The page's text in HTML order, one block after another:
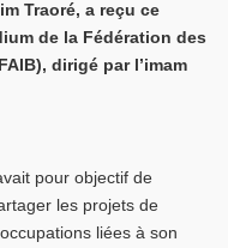
Traoré, a reçu ce
de la Fédération des
dirigé par l’imam
pour objectif de
les projets de
liées à son